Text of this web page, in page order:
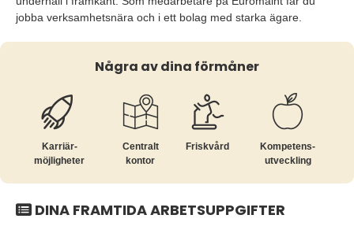
jobba verksamhetsnära och i ett bolag med starka ägare.
Några av dina förmåner
Karriär­
möjligheter
Centralt
kontor
Friskvård
Kompetens­
utveckling
DINA FRAMTIDA ARBETSUPPGIFTER